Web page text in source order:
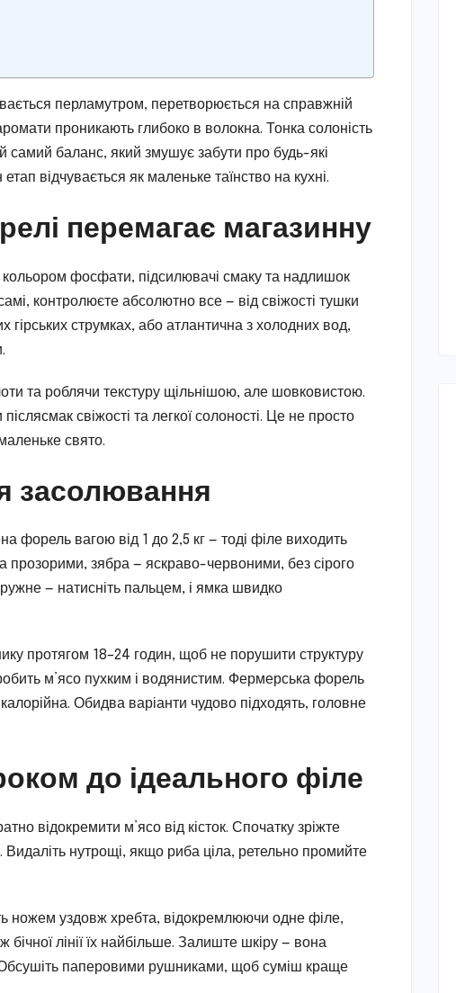
перламутром, перетворюється на справжній
проникають глибоко в волокна. Тонка солоність
баланс, який змушує забути про будь-які
відчувається як маленьке таїнство на кухні.
перемагає магазинну
фосфати, підсилювачі смаку та надлишок
контролюєте абсолютно все — від свіжості тушки
струмках, або атлантична з холодних вод,
та роблячи текстуру щільнішою, але шовковистою.
свіжості та легкої солоності. Це не просто
свято.
засолювання
форель вагою від 1 до 2,5 кг — тоді філе виходить
прозорими, зябра — яскраво-червоними, без сірого
— натисніть пальцем, і ямка швидко
протягом 18–24 годин, щоб не порушити структуру
м’ясо пухким і водянистим. Фермерська форель
Обидва варіанти чудово підходять, головне
до ідеального філе
відокремити м’ясо від кісток. Спочатку зріжте
Видаліть нутрощі, якщо риба ціла, ретельно промийте
ножем уздовж хребта, відокремлюючи одне філе,
бічної лінії їх найбільше. Залиште шкіру — вона
паперовими рушниками, щоб суміш краще